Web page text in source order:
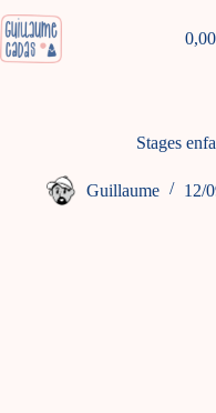
au
contenu
Stages
Guillaume 12/